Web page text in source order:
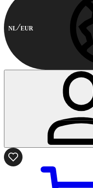
NL EUR